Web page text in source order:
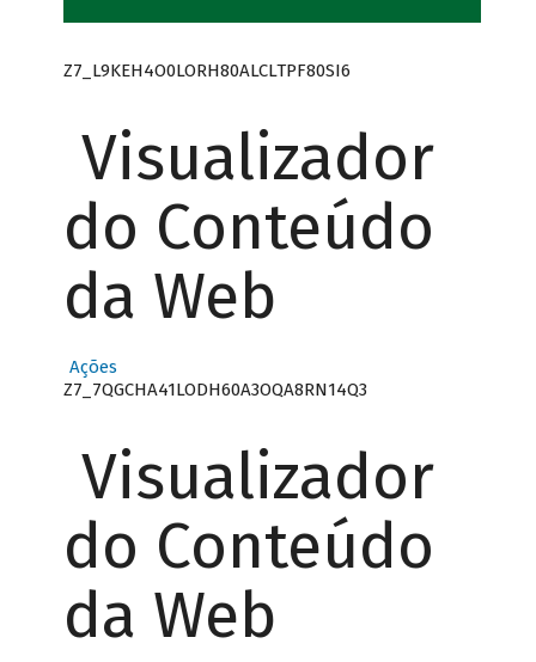
Z7_L9KEH4O0LORH80ALCLTPF80SI6
Visualizador
do Conteúdo
da Web
Ações
Z7_7QGCHA41LODH60A3OQA8RN14Q3
Visualizador
do Conteúdo
da Web